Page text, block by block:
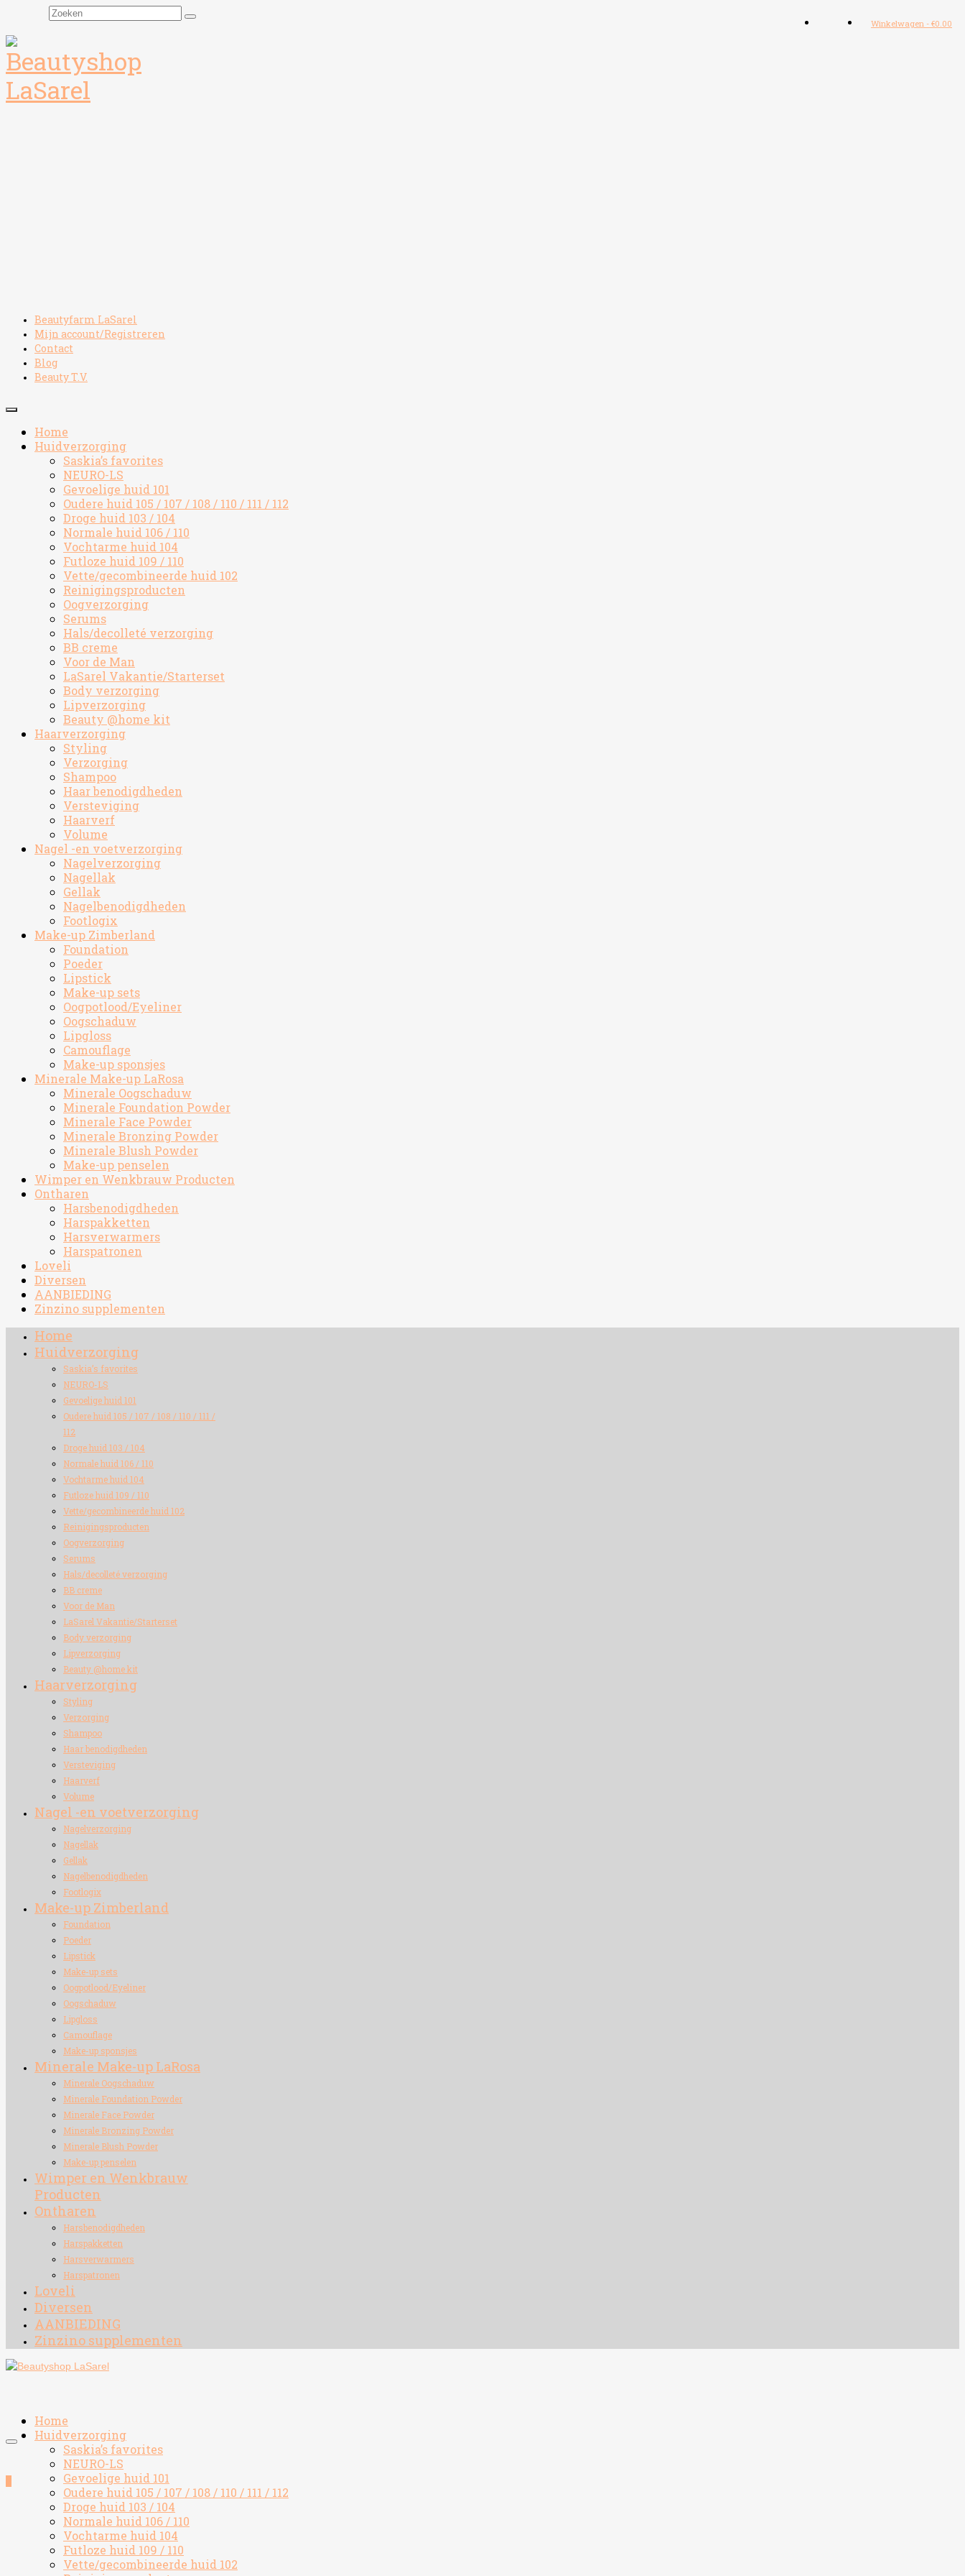
Winkelwagen - €0.00
Zoeken
Beautyfarm LaSarel
Mijn account/Registreren
Contact
Blog
Beauty T.V.
Home
Huidverzorging
Saskia’s favorites
NEURO-LS
Gevoelige huid 101
Oudere huid 105 / 107 / 108 / 110 / 111 / 112
Droge huid 103 / 104
Normale huid 106 / 110
Vochtarme huid 104
Futloze huid 109 / 110
Vette/gecombineerde huid 102
Reinigingsproducten
Oogverzorging
Serums
Hals/decolleté verzorging
BB creme
Voor de Man
LaSarel Vakantie/Starterset
Body verzorging
Lipverzorging
Beauty @home kit
Haarverzorging
Styling
Verzorging
Shampoo
Haar benodigdheden
Versteviging
Haarverf
Volume
Nagel -en voetverzorging
Nagelverzorging
Nagellak
Gellak
Nagelbenodigdheden
Footlogix
Make-up Zimberland
Foundation
Poeder
Lipstick
Make-up sets
Oogpotlood/Eyeliner
Oogschaduw
Lipgloss
Camouflage
Make-up sponsjes
Minerale Make-up LaRosa
Minerale Oogschaduw
Minerale Foundation Powder
Minerale Face Powder
Minerale Bronzing Powder
Minerale Blush Powder
Make-up penselen
Wimper en Wenkbrauw Producten
Ontharen
Harsbenodigdheden
Harspakketten
Harsverwarmers
Harspatronen
Loveli
Diversen
AANBIEDING
Zinzino supplementen
Home
Huidverzorging
Saskia’s favorites
NEURO-LS
Gevoelige huid 101
Oudere huid 105 / 107 / 108 / 110 / 111 /
112
Droge huid 103 / 104
Normale huid 106 / 110
Vochtarme huid 104
Futloze huid 109 / 110
Vette/gecombineerde huid 102
Reinigingsproducten
Oogverzorging
Serums
Hals/decolleté verzorging
BB creme
Voor de Man
LaSarel Vakantie/Starterset
Body verzorging
Lipverzorging
Beauty @home kit
Haarverzorging
Styling
Verzorging
Shampoo
Haar benodigdheden
Versteviging
Haarverf
Volume
Nagel -en voetverzorging
Nagelverzorging
Nagellak
Gellak
Nagelbenodigdheden
Footlogix
Make-up Zimberland
Foundation
Poeder
Lipstick
Make-up sets
Oogpotlood/Eyeliner
Oogschaduw
Lipgloss
Camouflage
Make-up sponsjes
Minerale Make-up LaRosa
Minerale Oogschaduw
Minerale Foundation Powder
Minerale Face Powder
Minerale Bronzing Powder
Minerale Blush Powder
Make-up penselen
Wimper en Wenkbrauw
Producten
Ontharen
Harsbenodigdheden
Harspakketten
Harsverwarmers
Harspatronen
Loveli
Diversen
AANBIEDING
Zinzino supplementen
Home
Huidverzorging
Saskia’s favorites
NEURO-LS
Gevoelige huid 101
Oudere huid 105 / 107 / 108 / 110 / 111 / 112
Droge huid 103 / 104
Normale huid 106 / 110
Vochtarme huid 104
Futloze huid 109 / 110
Vette/gecombineerde huid 102